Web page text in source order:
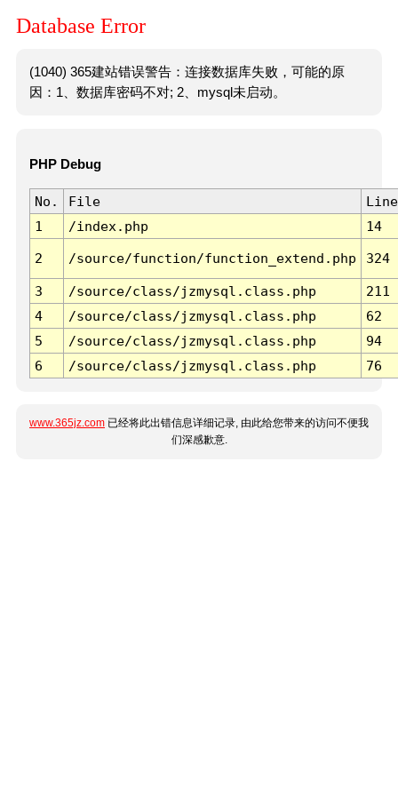
Database Error
(1040) 365建站错误警告：连接数据库失败，可能的原
因：1、数据库密码不对; 2、mysql未启动。
PHP Debug
No. File
Line
1
/index.php 14
2 /source/function/function_extend.php 324
3 /source/class/jzmysql.class.php
211
4
/source/class/jzmysql.class.php
62
5
/source/class/jzmysql.class.php
94
6
/source/class/jzmysql.class.php 76
www.365jz.com 已经将此出错信息详细记录, 由此给您带来的访问不便我
们深感歉意.